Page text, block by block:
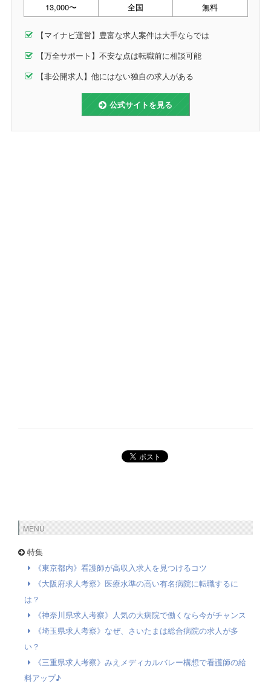
13,000〜
全国 無料
【マイナビ運営】豊富な求人案件は大手ならでは
【万全サポート】不安な点は転職前に相談可能
【非公開求人】他にはない独自の求人がある
公式サイトを見る
MENU
特集
《東京都内》看護師が高収入求人を見つけるコツ
《大阪府求人考察》医療水準の高い有名病院に転職するに
は？
《神奈川県求人考察》人気の大病院で働くなら今がチャンス
《埼玉県求人考察》なぜ、さいたまは総合病院の求人が多
い？
《三重県求人考察》みえメディカルバレー構想で看護師の給
料アップ♪